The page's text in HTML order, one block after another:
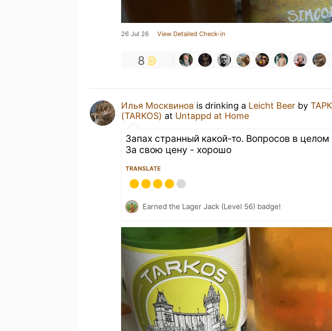
26 Jul 26 View Detailed Check-in
8
Илья Москвинов is drinking a Leicht Beer by
(TARKOS) at Untappd at Home
Запах странный какой-то. Вопросов в
За свою цену - хорошо
TRANSLATE
Earned the Lager Jack (Level 56) badge!